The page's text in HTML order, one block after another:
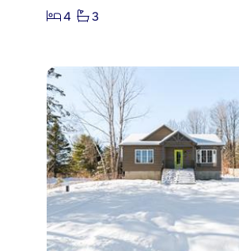
4
3